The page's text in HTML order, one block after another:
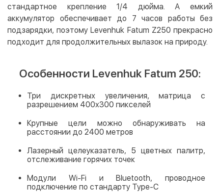
стандартное крепление 1/4 дюйма. А емкий
аккумулятор обеспечивает до 7 часов работы без
подзарядки, поэтому Levenhuk Fatum Z250 прекрасно
подходит для продолжительных вылазок на природу.
Особенности Levenhuk Fatum 250:
Три дискретных увеличения, матрица с
разрешением 400x300 пикселей
Крупные цели можно обнаруживать на
расстоянии до 2400 метров
Лазерный целеуказатель, 5 цветных палитр,
отслеживание горячих точек
Модули Wi-Fi и Bluetooth, проводное
подключение по стандарту Type-C